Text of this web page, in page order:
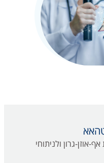
אוזן-גרון ולניתוחי